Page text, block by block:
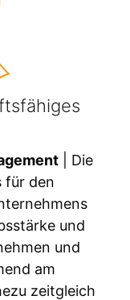
| Die
für den
und
und
am
zeitgleich